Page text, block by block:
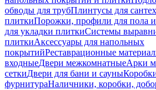
обводы для трубПлинтусы для
плиткиПорожки, профили для пола
для укладки плиткиСистемы
плиткиАксессуары для напольных
покрытийРеставрационные
входныеДвери межкомнатныеАрки
сеткиДвери для бани и сауны
фурнитураНаличники, коробки,